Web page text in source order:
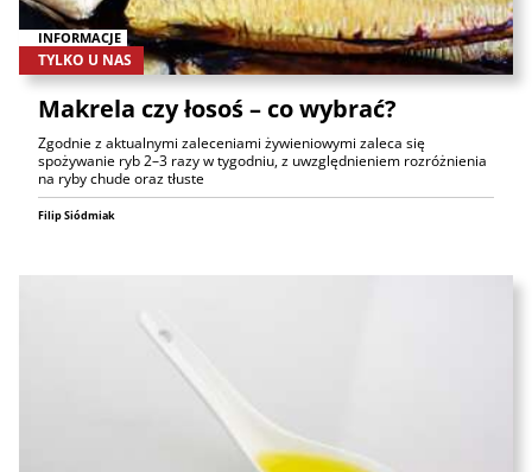
INFORMACJE
TYLKO U NAS
Makrela czy łosoś – co wybrać?
Zgodnie z aktualnymi zaleceniami żywieniowymi zaleca się
spożywanie ryb 2–3 razy w tygodniu, z uwzględnieniem rozróżnienia
na ryby chude oraz tłuste
Filip Siódmiak